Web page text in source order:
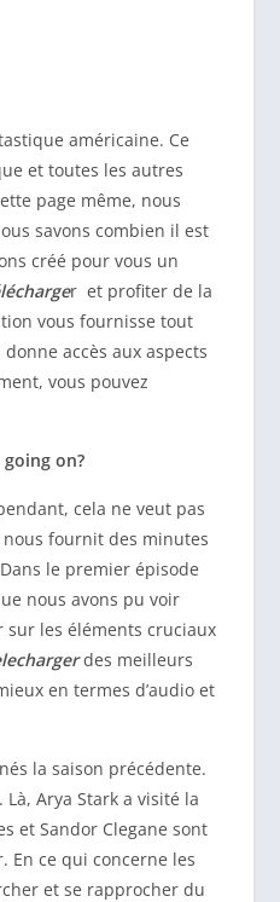
américaine. Ce
et toutes les autres
page même, nous
savons combien il est
créé pour vous un
r et profiter de la
vous fournisse tout
accès aux aspects
vous pouvez
on?
cela ne veut pas
fournit des minutes
le premier épisode
nous avons pu voir
sur les éléments cruciaux
des meilleurs
en termes d’audio et
la saison précédente.
Arya Stark a visité la
et Sandor Clegane sont
ce qui concerne les
et se rapprocher du